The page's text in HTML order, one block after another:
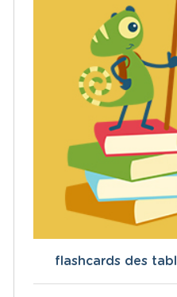
flashcards des